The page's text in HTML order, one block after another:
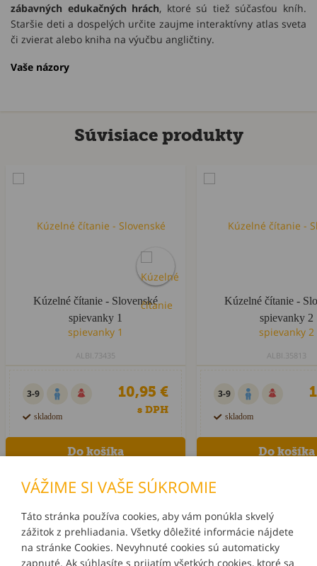
zábavných edukačných hrách, ktoré sú tiež súčasťou kníh.
Staršie deti a dospelých určite zaujme interaktívny atlas sveta
či zvierat alebo kniha na výučbu angličtiny.
Vaše názory
Súvisiace produkty
Kúzelné čítanie - Slovenské
spievanky 1
ALBI.73435
3-9
skladom
10,95 €
s DPH
Kúzelné čítanie -
spievanky 2
ALBI.35813
3-9
skladom
INFORMÁCIE
VÁŽIME SI VAŠE SÚKROMIE
Táto stránka používa cookies, aby vám ponúkla skvelý
zážitok z prehliadania. Všetky dôležité informácie nájdete
na stránke Cookies. Nevyhnuté cookies sú automaticky
zapnuté. Ak súhlasíte s prijatím všetkých cookies, ktoré sa